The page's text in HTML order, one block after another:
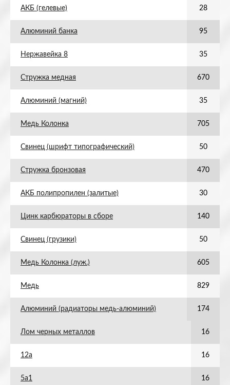
АКБ (гелевые) 28
Алюминий банка 95
Нержавейка 8 35
Стружка медная 670
Алюминий (магний) 35
Медь Колонка 705
Свинец (шрифт типографический) 50
Стружка бронзовая 470
АКБ полипропилен (залитые) 30
Цинк карбюраторы в сборе 140
Свинец (грузики) 50
Медь Колонка (луж.) 605
Медь 829
Алюминий (радиаторы медь-алюминий) 174
Лом черных металлов 16
12а 16
5а1 16